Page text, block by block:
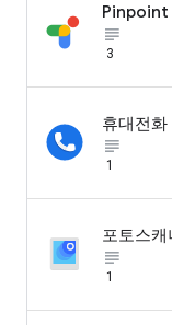
Pinpoint
3
휴대전화
1
포토스캐
1